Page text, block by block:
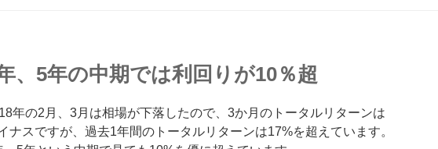
、5年の中期では利回りが10％超
年の2月、3月は相場が下落したので、3か月のトータルリターンは
ナスですが、過去1年間のトータルリターンは17%を超えています。